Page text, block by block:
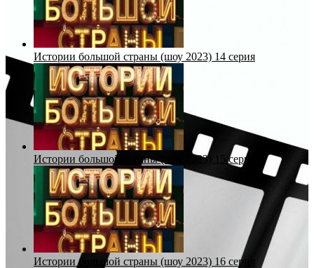
Истории большой страны (шоу 2023) 14 серия
Истории большой страны (шоу 2023) 15 серия
Истории большой страны (шоу 2023) 16 серия